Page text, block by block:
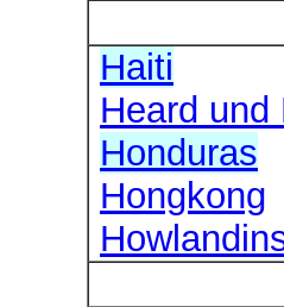
Haiti
Heard und
Honduras
Hongkong